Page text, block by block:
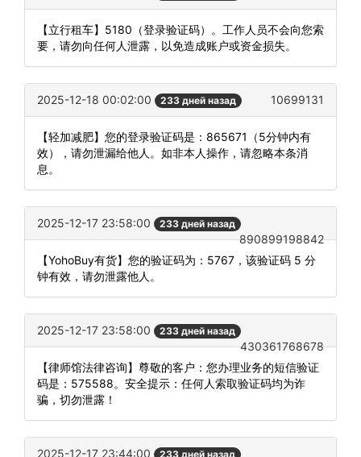
【立行租车】5180（登录验证码）。工作人员不会向您索
要，请勿向任何人泄露，以免造成账户或资金损失。
2025-12-18 00:02:00 233 дней назад 10699131
【轻加减肥】您的登录验证码是：865671（5分钟内有
效），请勿泄漏给他人。如非本人操作，请忽略本条消
息。
2025-12-17 23:58:00 233 дней назад
890899198842
【YohoBuy有货】您的验证码为：5767，该验证码 5 分
钟有效，请勿泄露他人。
2025-12-17 23:58:00 233 дней назад
430361768678
【律师馆法律咨询】尊敬的客户：您办理业务的短信验证
码是：575588。安全提示：任何人索取验证码均为诈
骗，切勿泄露！
2025-12-17 23:44:00 233 дней назад